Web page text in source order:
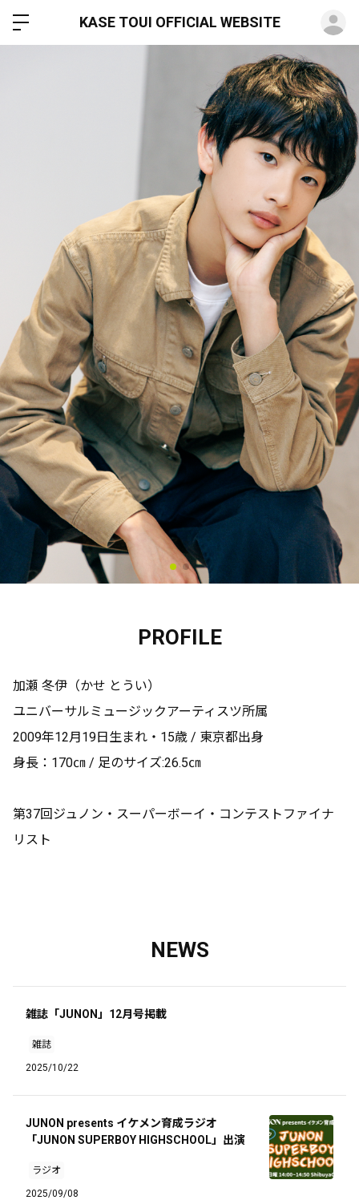
KASE TOUI OFFICIAL WEBSITE
PROFILE
加瀬 冬伊（かせ とうい）
ユニバーサルミュージックアーティスツ所属
2009年12月19日生まれ・15歳 / 東京都出身
身長：170㎝ / 足のサイズ:26.5㎝
第37回ジュノン・スーパーボーイ・コンテストファイナ
リスト
NEWS
雑誌「JUNON」12月号掲載
雑誌
2025/10/22
JUNON presents イケメン育成ラジオ
「JUNON SUPERBOY HIGHSCHOOL」出演
ラジオ
2025/09/08